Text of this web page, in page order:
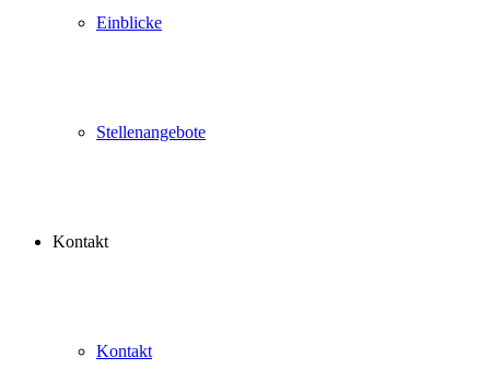
Einblicke
Stellenangebote
Kontakt
Kontakt